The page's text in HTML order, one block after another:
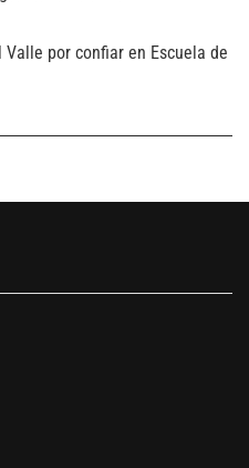
Valle por confiar en Escuela de